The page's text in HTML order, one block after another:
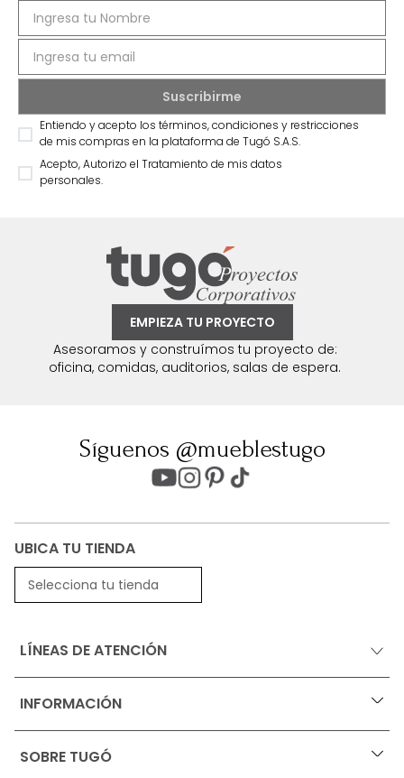
Entiendo y acepto los términos, condiciones y restricciones
de mis compras en la plataforma de Tugó S.A.S.
Acepto, Autorizo el Tratamiento de mis datos
personales.
EMPIEZA TU PROYECTO
Asesoramos y construímos tu proyecto de:
oficina, comidas, auditorios, salas de espera.
Síguenos @mueblestugo
UBICA TU TIENDA
Selecciona tu tienda
LÍNEAS DE ATENCIÓN
INFORMACIÓN +
Ofertas vigentes
SOBRE TUGÓ +